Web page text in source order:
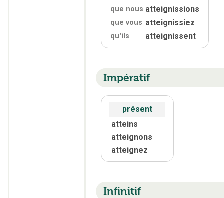
que nous atteignissions
que vous atteignissiez
qu'ils atteignissent
Impératif
présent
atteins
atteignons
atteignez
Infinitif